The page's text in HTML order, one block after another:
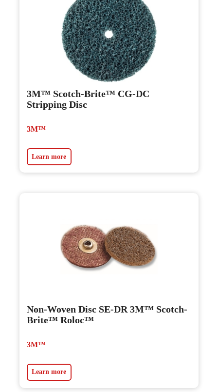
3M™ Scotch-Brite™ CG-DC
Stripping Disc
3M™
Learn more
Non-Woven Disc SE-DR 3M™ Scotch-
Brite™ Roloc™
3M™
Learn more